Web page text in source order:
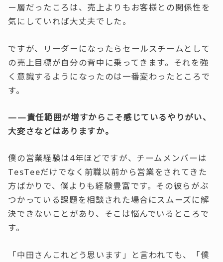
ー層だったころは、売上よりもお客様との関係性を
気にしていれば大丈夫でした。
ですが、リーダーになったらセールスチームとして
の売上目標が自分の背中に乗ってきます。それを強
く意識するようになったのは一番変わったところで
す。
——責任範囲が増すからこそ感じているやりがい、
大変さなどはありますか。
僕の営業経験は4年ほどですが、チームメンバーは
TesTeeだけでなく前職以前から営業をされてきた
方ばかりで、僕よりも経験豊富です。その彼らがぶ
つかっている課題を相談された場合にスムーズに解
決できないことがあり、そこは悩んでいるところで
す。
「中田さんこれどう思います」と言われても、「僕